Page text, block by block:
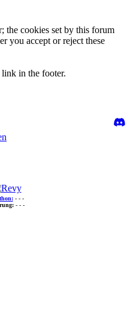
the cookies set by this forum
you accept or reject these
in the footer.
- - -
- - -